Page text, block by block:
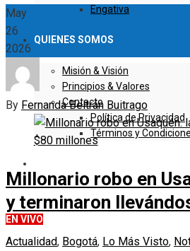
Engativa
QUIENES SOMOS
Misión & Visión
Principios & Valores
Contacto
Política de Privacidad
Términos y
EN VIVO
May
26
2026
By Fernanda Beltrán Buitrago
Millonario robo en
y terminaron
Actualidad, Bogotá, Lo Más Visto,